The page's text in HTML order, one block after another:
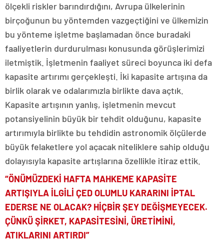
ölçekli riskler barındırdığını, Avrupa ülkelerinin
birçoğunun bu yöntemden vazgeçtiğini ve ülkemizin
bu yönteme işletme başlamadan önce buradaki
faaliyetlerin durdurulması konusunda görüşlerimizi
iletmiştik. İşletmenin faaliyet süreci boyunca iki defa
kapasite artırımı gerçekleşti. İki kapasite artışına da
birlik olarak ve odalarımızla birlikte dava açtık.
Kapasite artışının yanlış, işletmenin mevcut
potansiyelinin büyük bir tehdit olduğunu, kapasite
artırımıyla birlikte bu tehdidin astronomik ölçülerde
büyük felaketlere yol açacak niteliklere sahip olduğu
dolayısıyla kapasite artışlarına özellikle itiraz ettik.
“ÖNÜMÜZDEKİ HAFTA MAHKEME KAPASİTE
ARTIŞIYLA İLGİLİ ÇED OLUMLU KARARINI İPTAL
EDERSE NE OLACAK? HİÇBİR ŞEY DEĞİŞMEYECEK.
ÇÜNKÜ ŞİRKET, KAPASİTESİNİ, ÜRETİMİNİ,
ATIKLARINI ARTIRDI”